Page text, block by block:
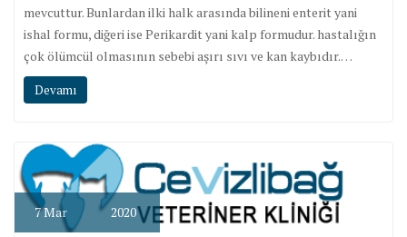
mevcuttur. Bunlardan ilki halk arasında bilineni enterit yani
ishal formu, diğeri ise Perikardit yani kalp formudur. hastalığın
çok ölümcül olmasının sebebi aşırı sıvı ve kan kaybıdır.…
Devamı
7Mar 2020